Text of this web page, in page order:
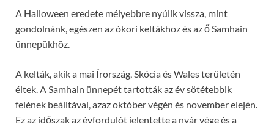
A Halloween eredete mélyebbre nyúlik vissza, mint
gondolnánk, egészen az ókori keltákhoz és az ő Samhain
ünnepükhöz.
A kelták, akik a mai Írország, Skócia és Wales területén
éltek. A Samhain ünnepét tartották az év sötétebbik
felének beálltával, azaz október végén és november elején.
Ez az időszak az évfordulót jelentette a nyár vége és a